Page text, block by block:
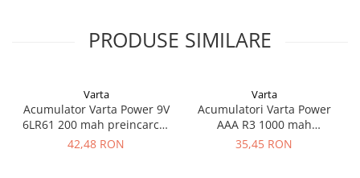
sisteme de urgenta - acumulator
extern
UPS Calculatoare si Servere
UPS Trifazat
PRODUSE SIMILARE
Varta
Acumulator Varta Power 9V
6LR61 200 mah preincarcat
blister 1 buc 56722
42,48 RON
Varta
Acumulatori Varta Power
AAA R3 1000 mah
preincarcati blister 2 buc
35,45 RON